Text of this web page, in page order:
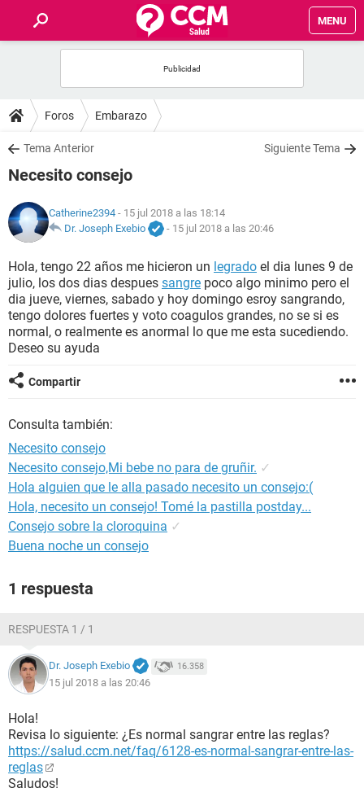
MENU
FOROS
SALUD
NUTRICIÓN
BIENESTAR
SEXUALIDAD
GLOSARIO
Foros Embarazo
Tema Anterior Siguiente Tema
Necesito consejo
Catherine2394 - 15 jul 2018 a las 18:14
Dr. Joseph Exebio
- 15 jul 2018 a las 20:46
Hola, tengo 22 años me hicieron un legrado el dia lunes 9 de
julio, los dos dias despues sangre poco algo minimo pero el
dia jueve, viernes, sabado y hoy domingo esroy sangrando,
tengo dolores fuertes y voto coagulos grandes, no se si es
normal, o realmente es anormal lo que me esta sucediendo.
Deseo su ayuda
Compartir
Consulta también:
Necesito consejo
Necesito consejo,Mi bebe no para de gruñir. ✓
Hola alguien que le alla pasado necesito un consejo:(
Hola, necesito un consejo! Tomé la pastilla postday...
Consejo sobre la cloroquina ✓
Buena noche un consejo
1 respuesta
RESPUESTA 1 / 1
Dr. Joseph Exebio 16.358
15 jul 2018 a las 20:46
Hola!
Revisa lo siguiente: ¿Es normal sangrar entre las reglas?
https://salud.ccm.net/faq/6128-es-normal-sangrar-entre-las-
reglas
Saludos!